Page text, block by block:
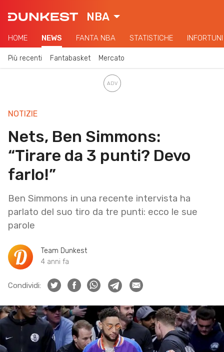
NBA
HOME NEWS FANTA NBA STATISTICHE INFORTUNI
Più recenti Fantabasket Mercato
NOTIZIE
Nets, Ben Simmons:
“Tirare da 3 punti? Devo
farlo!”
Ben Simmons in una recente intervista ha
parlato del suo tiro da tre punti: ecco le sue
parole
Team Dunkest
4 anni fa
Condividi: